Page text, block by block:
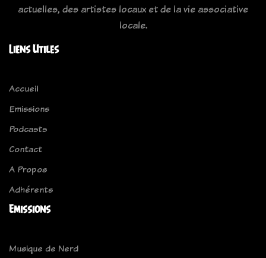
actuelles, des artistes locaux et de la vie associative
locale.
Liens Utiles
Accueil
Emissions
Podcasts
Contact
A Propos
Adhérents
Emissions
Musique de Nerd